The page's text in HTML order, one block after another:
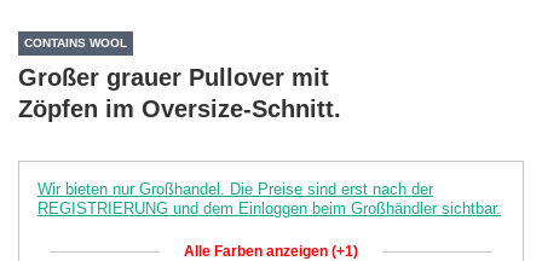
CONTAINS WOOL
Großer grauer Pullover mit
Zöpfen im Oversize-Schnitt.
Wir bieten nur Großhandel. Die Preise sind erst nach der
REGISTRIERUNG und dem Einloggen beim Großhändler sichtbar.
Alle Farben anzeigen (+1)